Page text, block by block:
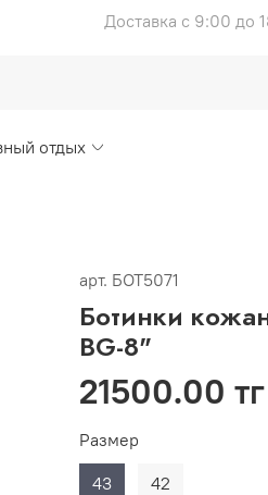
Доставка с 9:00 до
отдых
арт. БОТ5071
Ботинки
BG-8"
21500.00 тг
Размер
43
42